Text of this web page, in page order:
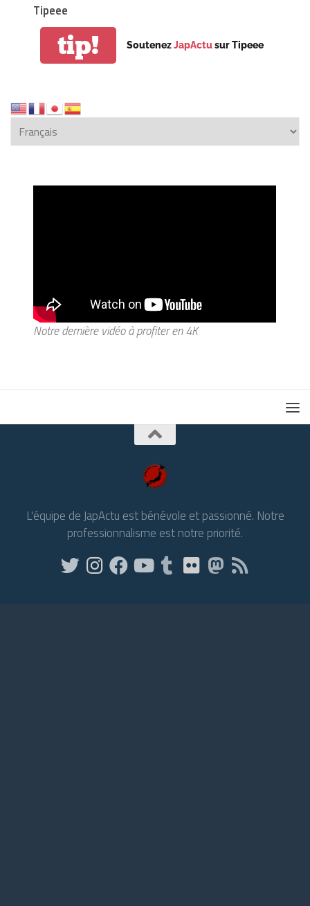
Tipeee
tip! SoutenezJapActusur Tipeee
Notre dernière vidéo à profiter en 4K
L'équipe de JapActu est bénévole et passionné. Notre
professionnalisme est notre priorité.